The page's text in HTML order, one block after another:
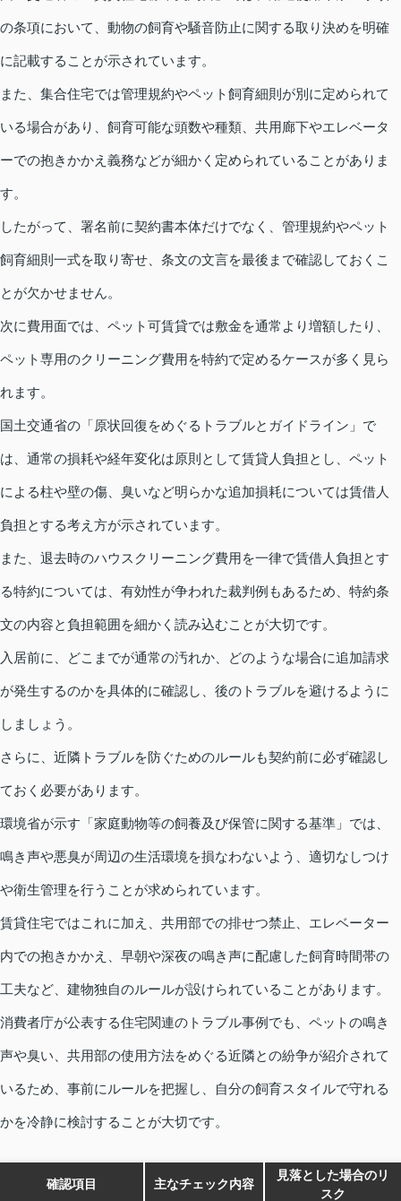
の条項において、動物の飼育や騒音防止に関する取り決めを明確
に記載することが示されています。
また、集合住宅では管理規約やペット飼育細則が別に定められて
いる場合があり、飼育可能な頭数や種類、共用廊下やエレベータ
ーでの抱きかかえ義務などが細かく定められていることがありま
す。
したがって、署名前に契約書本体だけでなく、管理規約やペット
飼育細則一式を取り寄せ、条文の文言を最後まで確認しておくこ
とが欠かせません。
次に費用面では、ペット可賃貸では敷金を通常より増額したり、
ペット専用のクリーニング費用を特約で定めるケースが多く見ら
れます。
国土交通省の「原状回復をめぐるトラブルとガイドライン」で
は、通常の損耗や経年変化は原則として賃貸人負担とし、ペット
による柱や壁の傷、臭いなど明らかな追加損耗については賃借人
負担とする考え方が示されています。
また、退去時のハウスクリーニング費用を一律で賃借人負担とす
る特約については、有効性が争われた裁判例もあるため、特約条
文の内容と負担範囲を細かく読み込むことが大切です。
入居前に、どこまでが通常の汚れか、どのような場合に追加請求
が発生するのかを具体的に確認し、後のトラブルを避けるように
しましょう。
さらに、近隣トラブルを防ぐためのルールも契約前に必ず確認し
ておく必要があります。
環境省が示す「家庭動物等の飼養及び保管に関する基準」では、
鳴き声や悪臭が周辺の生活環境を損なわないよう、適切なしつけ
や衛生管理を行うことが求められています。
賃貸住宅ではこれに加え、共用部での排せつ禁止、エレベーター
内での抱きかかえ、早朝や深夜の鳴き声に配慮した飼育時間帯の
工夫など、建物独自のルールが設けられていることがあります。
消費者庁が公表する住宅関連のトラブル事例でも、ペットの鳴き
声や臭い、共用部の使用方法をめぐる近隣との紛争が紹介されて
いるため、事前にルールを把握し、自分の飼育スタイルで守れる
かを冷静に検討することが大切です。
確認項目 主なチェック内容
見落とした場合のリ
スク